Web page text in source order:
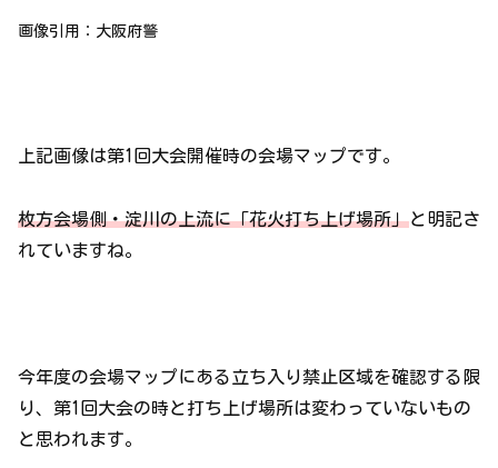
画像引用：大阪府警
上記画像は第1回大会開催時の会場マップです。
枚方会場側・淀川の上流に「花火打ち上げ場所」と明記さ
れていますね。
今年度の会場マップにある立ち入り禁止区域を確認する限
り、第1回大会の時と打ち上げ場所は変わっていないもの
と思われます。